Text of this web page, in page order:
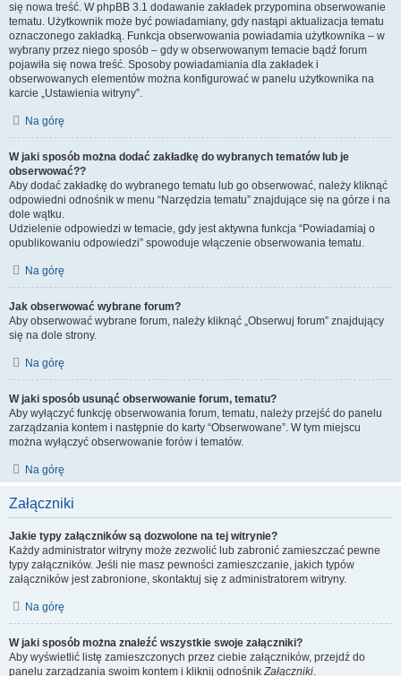
się nowa treść. W phpBB 3.1 dodawanie zakładek przypomina obserwowanie
tematu. Użytkownik może być powiadamiany, gdy nastąpi aktualizacja tematu
oznaczonego zakładką. Funkcja obserwowania powiadamia użytkownika – w
wybrany przez niego sposób – gdy w obserwowanym temacie bądź forum
pojawiła się nowa treść. Sposoby powiadamiania dla zakładek i
obserwowanych elementów można konfigurować w panelu użytkownika na
karcie „Ustawienia witryny”.
Na górę
W jaki sposób można dodać zakładkę do wybranych tematów lub je
obserwować??
Aby dodać zakładkę do wybranego tematu lub go obserwować, należy kliknąć
odpowiedni odnośnik w menu “Narzędzia tematu” znajdujące się na górze i na
dole wątku.
Udzielenie odpowiedzi w temacie, gdy jest aktywna funkcja “Powiadamiaj o
opublikowaniu odpowiedzi” spowoduje włączenie obserwowania tematu.
Na górę
Jak obserwować wybrane forum?
Aby obserwować wybrane forum, należy kliknąć „Obserwuj forum” znajdujący
się na dole strony.
Na górę
W jaki sposób usunąć obserwowanie forum, tematu?
Aby wyłączyć funkcję obserwowania forum, tematu, należy przejść do panelu
zarządzania kontem i następnie do karty “Obserwowane”. W tym miejscu
można wyłączyć obserwowanie forów i tematów.
Na górę
Załączniki
Jakie typy załączników są dozwolone na tej witrynie?
Każdy administrator witryny może zezwolić lub zabronić zamieszczać pewne
typy załączników. Jeśli nie masz pewności zamieszczanie, jakich typów
załączników jest zabronione, skontaktuj się z administratorem witryny.
Na górę
W jaki sposób można znaleźć wszystkie swoje załączniki?
Aby wyświetlić listę zamieszczonych przez ciebie załączników, przejdź do
panelu zarządzania swoim kontem i kliknij odnośnikZałączniki.